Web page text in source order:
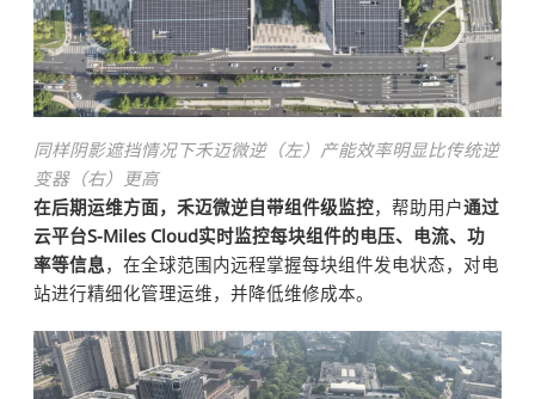
同样阴影遮挡情况下禾迈微逆（左）产能效率明显比传统逆
变器（右）更高
在后期运维方面，禾迈微逆自带组件级监控，帮助用户通过
云平台S-Miles Cloud实时监控每块组件的电压、电流、功
率等信息，在全球范围内远程掌握每块组件发电状态，对电
站进行精细化管理运维，并降低维修成本。